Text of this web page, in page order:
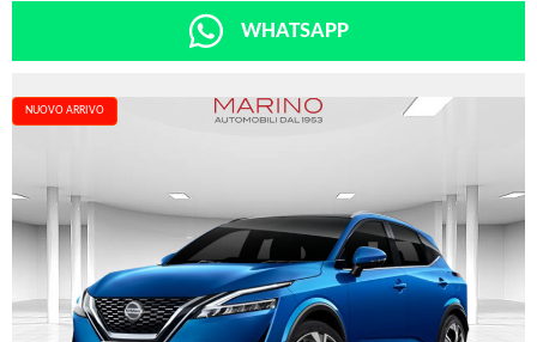
WHATSAPP
NUOVO ARRIVO